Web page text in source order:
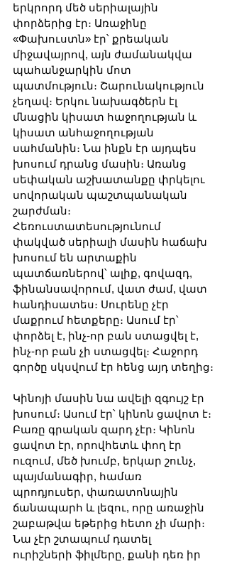
երկրորդ մեծ սերիալային
փորձերից էր։ Առաջինը
«Փախուստն» էր՝ քրեական
միջավայրով, այն ժամանակվա
պահանջարկին մոտ
պատմություն։ Շարունակություն
չեղավ։ Երկու նախագծերն էլ
մնացին կիսատ հաջողության և
կիսատ անհաջողության
սահմանին։ Նա ինքն էր այդպես
խոսում դրանց մասին։ Առանց
սեփական աշխատանքը փրկելու
սովորական պաշտպանական
շարժման։
Հեռուստատեսությունում
փակված սերիալի մասին հաճախ
խոսում են արտաքին
պատճառներով՝ ալիք, գովազդ,
ֆինանսավորում, վատ ժամ, վատ
հանդիսատես։ Սուրենը չէր
մաքրում հետքերը։ Ասում էր՝
փորձել է, ինչ-որ բան ստացվել է,
ինչ-որ բան չի ստացվել։ Հաջորդ
գործը սկսվում էր հենց այդ տեղից։
Կինոյի մասին նա ավելի զգույշ էր
խոսում։ Ասում էր՝ կինոն ցավոտ է։
Բառը գրական զարդ չէր։ Կինոն
ցավոտ էր, որովհետև փող էր
ուզում, մեծ խումբ, երկար շունչ,
պայմանագիր, համառ
պրոդյուսեր, փառատոնային
ճանապարհ և լեզու, որը առաջին
շաբաթվա եթերից հետո չի մարի։
Նա չէր շտապում դատել
ուրիշների ֆիլմերը, քանի դեռ իր